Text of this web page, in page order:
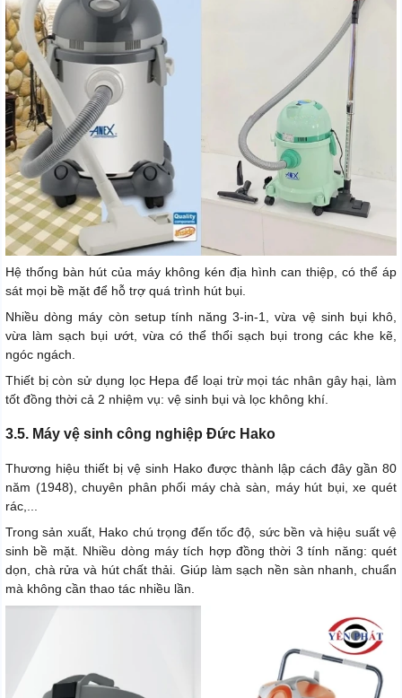
Hệ thống bàn hút của máy không kén địa hình can thiệp, có thể áp
sát mọi bề mặt để hỗ trợ quá trình hút bụi.
Nhiều dòng máy còn setup tính năng 3-in-1, vừa vệ sinh bụi khô,
vừa làm sạch bụi ướt, vừa có thể thổi sạch bụi trong các khe kẽ,
ngóc ngách.
Thiết bị còn sử dụng lọc Hepa để loại trừ mọi tác nhân gây hại, làm
tốt đồng thời cả 2 nhiệm vụ: vệ sinh bụi và lọc không khí.
3.5. Máy vệ sinh công nghiệp Đức Hako
Thương hiệu thiết bị vệ sinh Hako được thành lập cách đây gần 80
năm (1948), chuyên phân phối máy chà sàn, máy hút bụi, xe quét
rác,...
Trong sản xuất, Hako chú trọng đến tốc độ, sức bền và hiệu suất vệ
sinh bề mặt. Nhiều dòng máy tích hợp đồng thời 3 tính năng: quét
dọn, chà rửa và hút chất thải. Giúp làm sạch nền sàn nhanh, chuẩn
mà không cần thao tác nhiều lần.